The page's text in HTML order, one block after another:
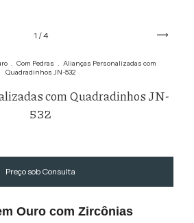
1 /4
. Com Pedras . Alianças Personalizadas com
Quadradinhos JN-532
com Quadradinhos JN-
532
Ouro com Zircônias